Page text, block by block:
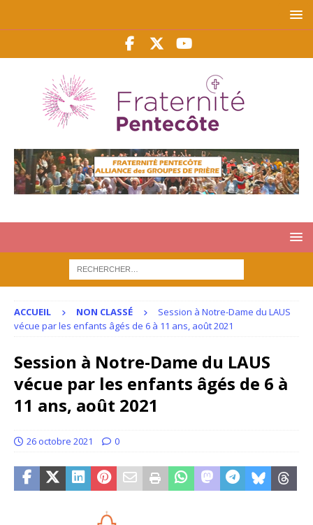
ACCUEIL NON CLASSÉ
Session à Notre-Dame du LAUS
vécue par les enfants âgés de 6 à 11 ans, août 2021
Session à Notre-Dame du LAUS
vécue par les enfants âgés de 6 à
11 ans, août 2021
26 octobre 2021 0